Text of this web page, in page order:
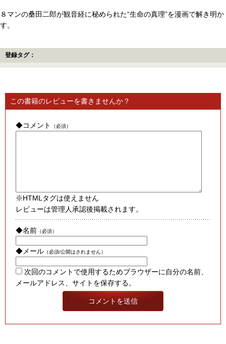
８マンの桑田二郎が観音経に秘められた“生命の真理”を漫画で解き明か
す。
登録タグ：
この書籍のレビューを書きませんか？
◆コメント （必須）
※HTMLタグは使えません
レビューは管理人承認後掲載されます。
◆名前 （必須）
◆メール （必須/公開はされません）
次回のコメントで使用するためブラウザーに自分の名前、
メールアドレス、サイトを保存する。